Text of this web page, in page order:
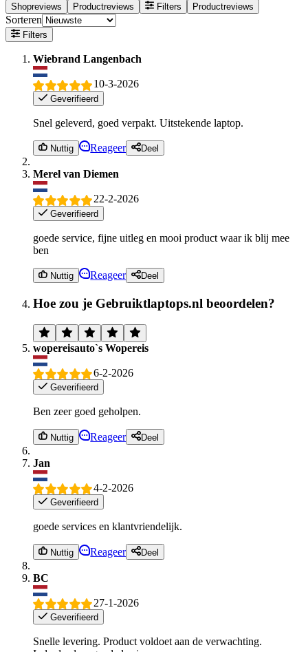
Shopreviews
Productreviews Filters Productreviews
Sorteren
Filters
Wiebrand Langenbach
10-3-2026
Geverifieerd
Snel geleverd, goed verpakt. Uitstekende laptop.
Nuttig Reageer Deel
Merel van Diemen
22-2-2026
Geverifieerd
goede service, fijne uitleg en mooi product waar ik blij mee
ben
Nuttig Reageer Deel
Hoe zou je Gebruiktlaptops.nl beoordelen?
wopereisauto`s Wopereis
6-2-2026
Geverifieerd
Ben zeer goed geholpen.
Nuttig Reageer Deel
Jan
4-2-2026
Geverifieerd
goede services en klantvriendelijk.
Nuttig Reageer Deel
BC
27-1-2026
Geverifieerd
Snelle levering. Product voldoet aan de verwachting.